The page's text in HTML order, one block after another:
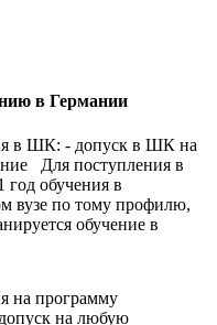
в Германии
в ШК: - допуск в ШК на
Для поступления в
год обучения в
вузе по тому профилю,
обучение в
на программу
на любую